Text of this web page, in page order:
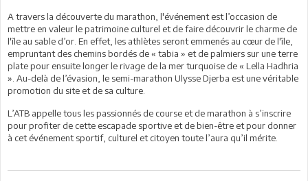
A travers la découverte du marathon, l'événement est l’occasion de
mettre en valeur le patrimoine culturel et de faire découvrir le charme de
l'île au sable d’or. En effet, les athlètes seront emmenés au cœur de l'île,
empruntant des chemins bordés de « tabia » et de palmiers sur une terre
plate pour ensuite longer le rivage de la mer turquoise de « Lella Hadhria
». Au-delà de l’évasion, le semi-marathon Ulysse Djerba est une véritable
promotion du site et de sa culture.
L’ATB appelle tous les passionnés de course et de marathon à s’inscrire
pour profiter de cette escapade sportive et de bien-être et pour donner
à cet événement sportif, culturel et citoyen toute l’aura qu’il mérite.